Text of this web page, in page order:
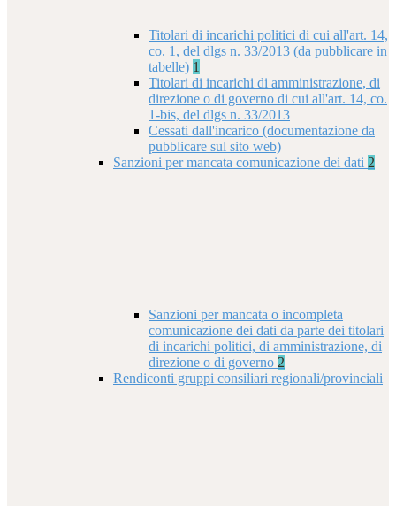
Titolari di incarichi politici di cui all'art. 14,
co. 1, del dlgs n. 33/2013 (da pubblicare in
tabelle) 1
Titolari di incarichi di amministrazione, di
direzione o di governo di cui all'art. 14, co.
1-bis, del dlgs n. 33/2013
Cessati dall'incarico (documentazione da
pubblicare sul sito web)
Sanzioni per mancata comunicazione dei dati 2
Sanzioni per mancata o incompleta
comunicazione dei dati da parte dei titolari
di incarichi politici, di amministrazione, di
direzione o di governo 2
Rendiconti gruppi consiliari regionali/provinciali